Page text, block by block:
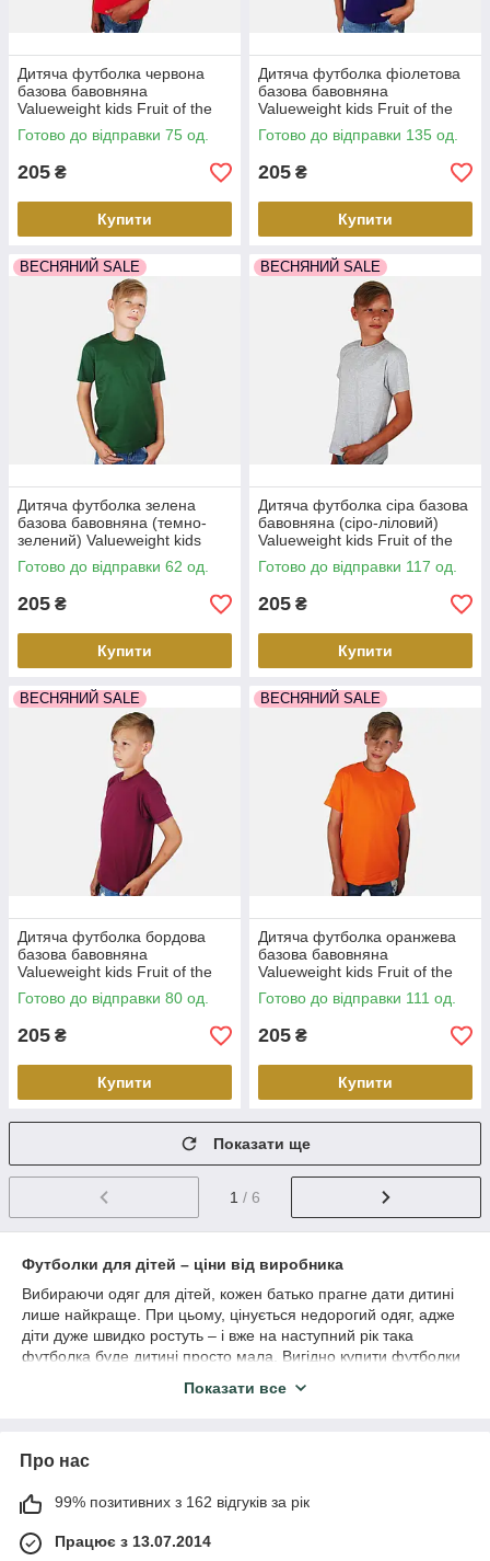
Дитяча футболка червона
базова бавовняна
Valueweight kids Fruit of the
Loom 104, Червоний
Готово до відправки 75 од.
205 ₴
Купити
Дитяча футболка фіолетова
базова бавовняна
Valueweight kids Fruit of the
Loom
Готово до відправки 135 од.
205 ₴
Купити
ВЕСНЯНИЙ SALE
Дитяча футболка зелена
базова бавовняна (темно-
зелений) Valueweight kids
Fruit of the Loom
Готово до відправки 62 од.
205 ₴
Купити
ВЕСНЯНИЙ SALE
Дитяча футболка сіра базова
бавовняна (сіро-ліловий)
Valueweight kids Fruit of the
Loom
Готово до відправки 117 од.
205 ₴
Купити
ВЕСНЯНИЙ SALE
Дитяча футболка бордова
базова бавовняна
Valueweight kids Fruit of the
Loom
Готово до відправки 80 од.
205 ₴
Купити
ВЕСНЯНИЙ SALE
Дитяча футболка оранжева
базова бавовняна
Valueweight kids Fruit of the
Loom
Готово до відправки 111 од.
205 ₴
Купити
Показати ще
1 / 6
Футболки для дітей – ціни від виробника
Вибираючи одяг для дітей, кожен батько прагне дати дитині
лише найкраще. При цьому, цінується недорогий одяг, адже
діти дуже швидко ростуть – і вже на наступний рік така
футболка буде дитині просто мала. Вигідно купити футболки
Матеріал – 100% бавовна. Він чудово відводить
появу пітливості.
дискомфорту для шкіри.
Показати все
Про нас
99% позитивних з 162 відгуків за рік
Працює з 13.07.2014